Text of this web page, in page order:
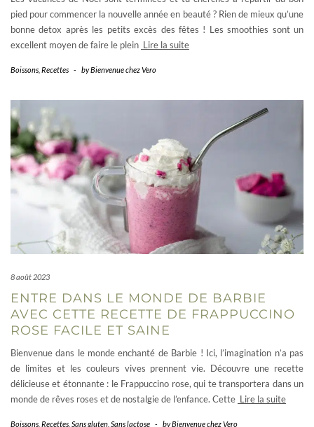
pied pour commencer la nouvelle année en beauté ? Rien de mieux qu’une
bonne detox après les petits excès des fêtes ! Les smoothies sont un
excellent moyen de faire le plein Lire la suite
Boissons Recettes - byBienvenue chez Vero
8 août 2023
ENTRE DANS LE MONDE DE BARBIE
AVEC CETTE RECETTE DE FRAPPUCCINO
ROSE FACILE ET SAINE
Bienvenue dans le monde enchanté de Barbie ! Ici, l’imagination n’a pas
de limites et les couleurs vives prennent vie. Découvre une recette
délicieuse et étonnante : le Frappuccino rose, qui te transportera dans un
monde de rêves roses et de nostalgie de l’enfance. Cette Lire la suite
Boissons Recettes Sans gluten Sans lactose - byBienvenue chez Vero